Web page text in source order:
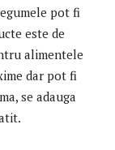
pot fi
este de
alimentele
dar pot fi
se adauga